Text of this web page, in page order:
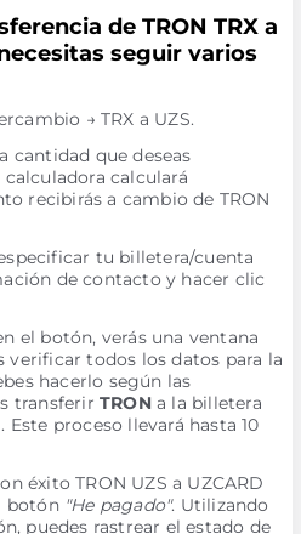
de TRON TRX a
seguir varios
→ TRX a UZS.
cantidad que deseas
calculará
recibirás a cambio de TRON
tu billetera/cuenta
de contacto y hacer clic
el botón, verás una ventana
verificar todos los datos para la
hacerlo según las
transferir TRONa la billetera
proceso llevará hasta 10
éxito TRON UZS a UZCARD
botón "He pagado". Utilizando
puedes rastrear el estado de